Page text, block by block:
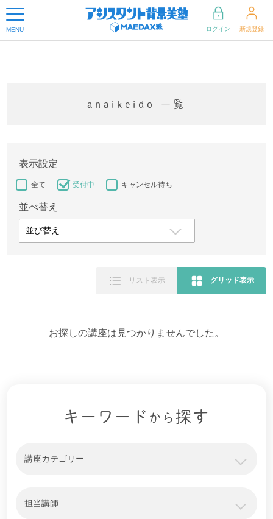
MENU ログイン 新規登録
anaikeido 一覧
表示設定
全て 受付中 キャンセル待ち
並べ替え
リスト表示 グリッド表示
お探しの講座は見つかりませんでした。
キーワード から 探す
講座カテゴリー
担当講師